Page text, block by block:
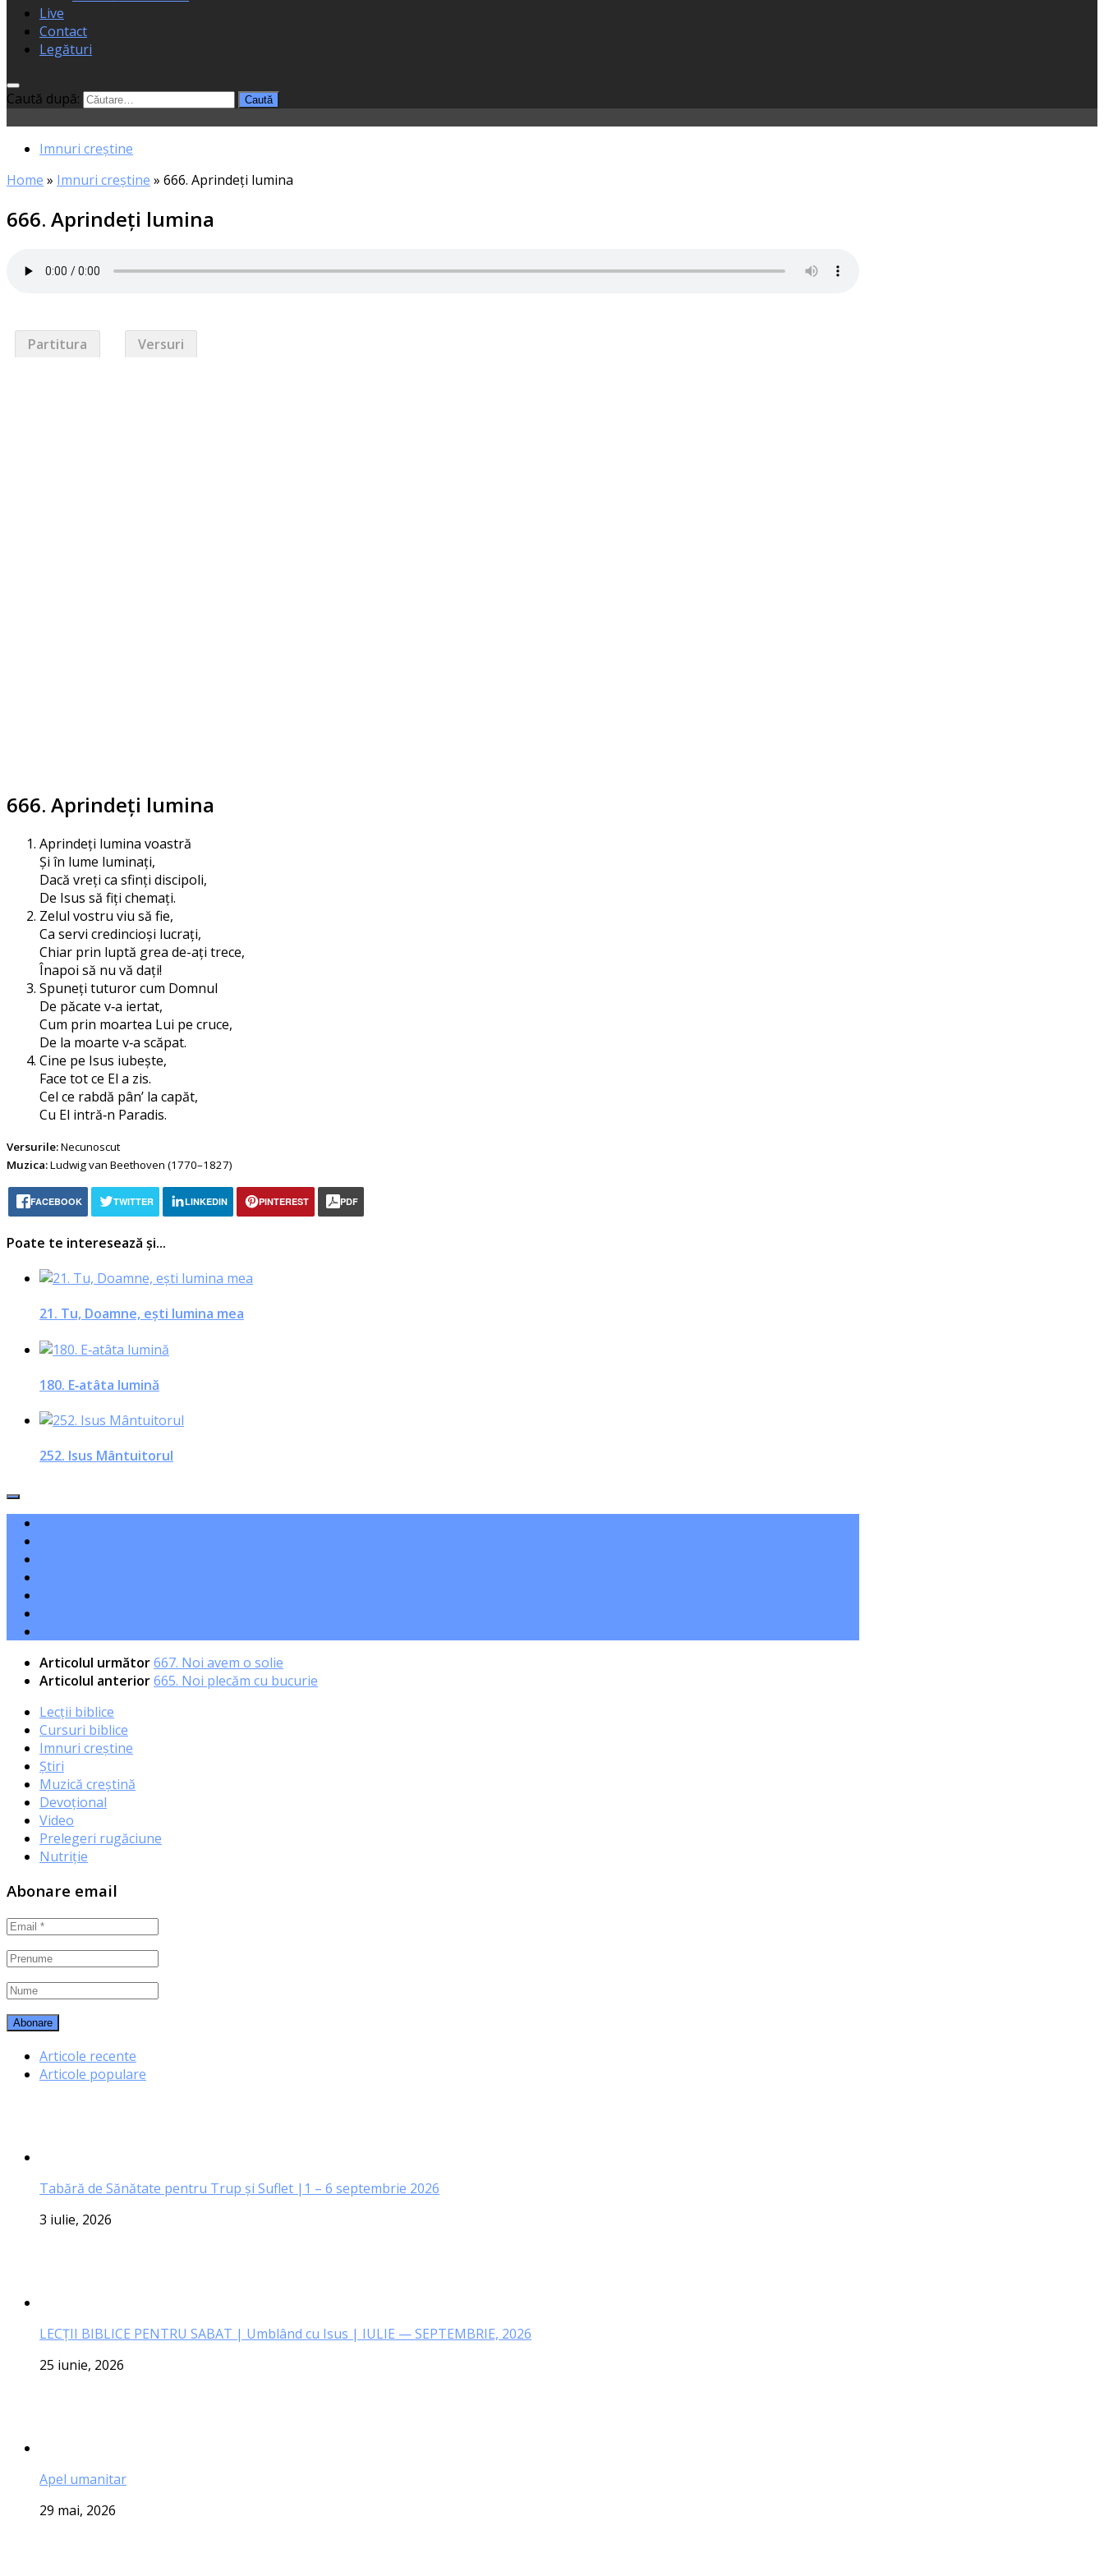
Live
Contact
Legături
Caută după:
Imnuri creștine
Home » Imnuri creștine » 666. Aprindeţi lumina
666. Aprindeţi lumina
Partitura Versuri
666. Aprindeţi lumina
Aprindeți lumi­na voastră
Și în lume luminați,
Dacă vreți ca sfinți discipoli,
De Isus să fiți chemați.
Zelul vos­tru viu să fie,
Ca servi cre­din­cioși lucrați,
Chiar prin lup­tă grea de-ați trece,
Înapoi să nu vă dați!
Spuneți tutu­ror cum Domnul
De păca­te v‑a iertat,
Cum prin moar­tea Lui pe cruce,
De la moar­te v‑a scăpat.
Cine pe Isus iubește,
Face tot ce El a zis.
Cel ce rab­dă pân’ la capăt,
Cu El intră‑n Paradis.
Versurile:Necunoscut
Muzica:Ludwig van Beethoven (1770–1827)
FACEBOOK TWITTER LINKEDIN PINTEREST PDF
Poate te interesează și...
21. Tu, Doamne, eşti lumina mea
180. E‑atâta lumină
252. Isus Mântuitorul
Articolul următor667. Noi avem o solie
Articolul anterior665. Noi plecăm cu bucurie
Lecții biblice
Cursuri biblice
Imnuri creștine
Știri
Muzică creștină
Devoțional
Video
Prelegeri rugăciune
Nutriție
Abonare email
Articole recente
Articole populare
Tabără de Sănătate pentru Trup și Suflet |1 – 6 septembrie 2026
3 iulie, 2026
LECŢII BIBLICE PENTRU SABAT | Umblând cu Isus | IULIE — SEPTEMBRIE, 2026
25 iunie, 2026
Apel umanitar
29 mai, 2026